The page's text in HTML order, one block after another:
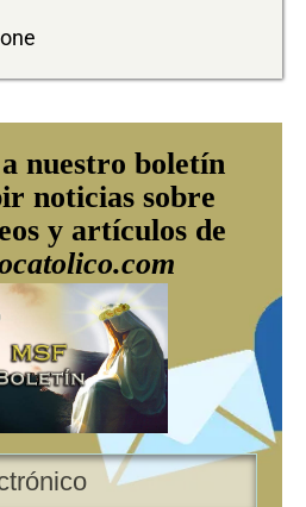
nuestro boletín
noticias sobre
y artículos de